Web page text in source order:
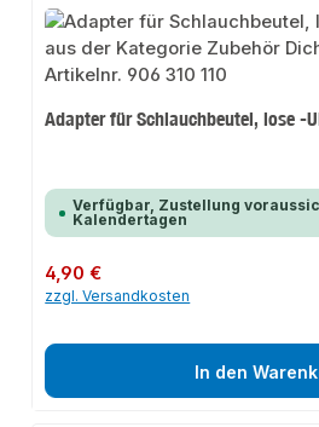
Adapter für Schlauchbeutel, lose -
Verfügbar, Zustellung
Kalendertagen
Regulärer Preis:
4,90 €
zzgl. Versandkosten
In den